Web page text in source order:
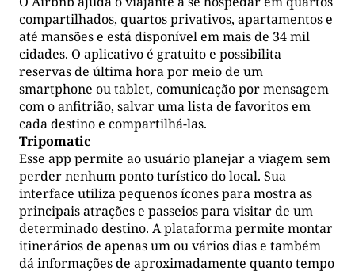
compartilhados, quartos privativos, apartamentos e
até mansões e está disponível em mais de 34 mil
cidades. O aplicativo é gratuito e possibilita
reservas de última hora por meio de um
smartphone ou tablet, comunicação por mensagem
com o anfitrião, salvar uma lista de favoritos em
cada destino e compartilhá-las.
Tripomatic
Esse app permite ao usuário planejar a viagem sem
perder nenhum ponto turístico do local. Sua
interface utiliza pequenos ícones para mostra as
principais atrações e passeios para visitar de um
determinado destino. A plataforma permite montar
itinerários de apenas um ou vários dias e também
dá informações de aproximadamente quanto tempo